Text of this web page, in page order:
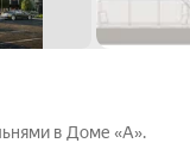
в Доме «А».